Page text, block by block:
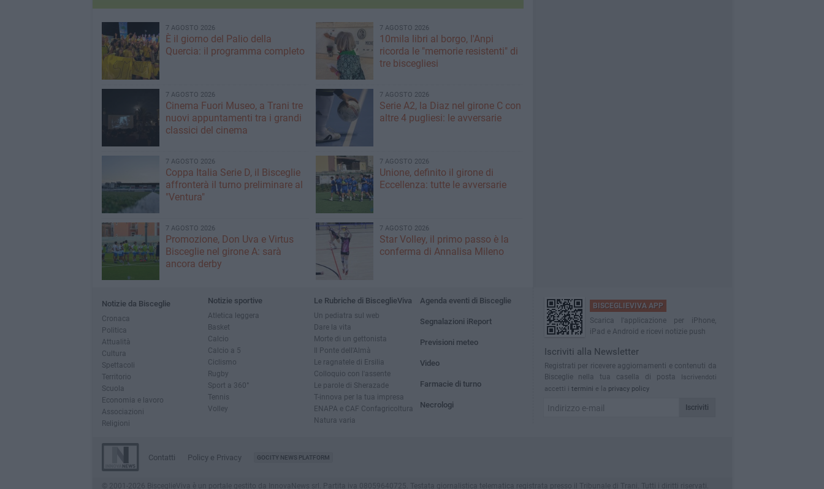
7 AGOSTO 2026
È il giorno del Palio della
Quercia: il programma completo
7 AGOSTO 2026
10mila libri al borgo, l'Anpi
ricorda le "memorie resistenti" di
tre biscegliesi
7 AGOSTO 2026
Cinema Fuori Museo, a Trani tre
nuovi appuntamenti tra i grandi
classici del cinema
7 AGOSTO 2026
Serie A2, la Diaz nel girone C con
altre 4 pugliesi: le avversarie
7 AGOSTO 2026
Coppa Italia Serie D, il Bisceglie
affronterà il turno preliminare al
"Ventura"
7 AGOSTO 2026
Unione, definito il girone di
Eccellenza: tutte le avversarie
7 AGOSTO 2026
Promozione, Don Uva e Virtus
Bisceglie nel girone A: sarà
ancora derby
7 AGOSTO 2026
Star Volley, il primo passo è la
conferma di Annalisa Mileno
Notizie da Bisceglie
Cronaca
Politica
Attualità
Cultura
Spettacoli
Territorio
Scuola
Economia e lavoro
Associazioni
Religioni
Notizie sportive
Atletica leggera
Basket
Calcio
Calcio a 5
Ciclismo
Rugby
Sport a 360°
Tennis
Volley
Le Rubriche di BisceglieViva
Un pediatra sul web
Dare la vita
Morte di un gettonista
Il Ponte dell'Almà
Le ragnatele di Ersilia
Colloquio con l'assente
Le parole di Sherazade
T-innova per la tua impresa
ENAPA e CAF Confagricoltura
Natura varia
Agenda eventi di Bisceglie
Segnalazioni iReport
Previsioni meteo
Video
Farmacie di turno
Necrologi
BISCEGLIEVIVA APP
Scarica l'applicazione per iPhone,
iPad e Android e ricevi notizie push
Iscriviti alla Newsletter
Registrati per ricevere aggiornamenti e contenuti da
Bisceglie nella tua casella di posta
Iscrivendoti
accetti i termini e la privacy policy
Iscriviti
Contatti Policy e Privacy GOCITY NEWS PLATFORM
© 2001-2026 BisceglieViva è un portale gestito da InnovaNews srl. Partita iva 08059640725. Testata giornalistica telematica registrata presso il Tribunale di Trani. Tutti i diritti riservati.